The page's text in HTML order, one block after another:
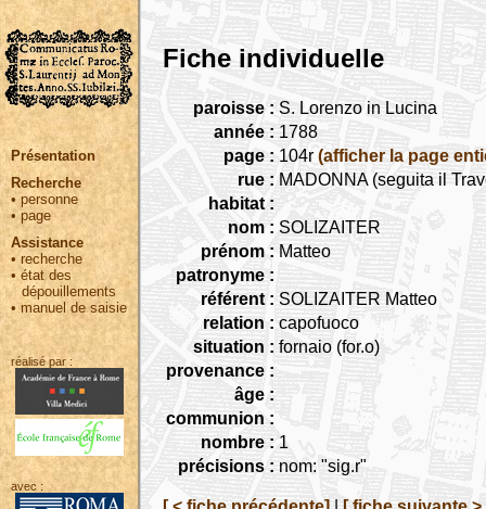
Présentation
Recherche
• personne
•page
Assistance
• recherche
•état des
dépouillements
•manuel de saisie
réalisé par :
avec :
Fiche individuelle
paroisse : S. Lorenzo in Lucina
année : 1788
page : 104r (afficher la page
rue : MADONNA (seguita il
habitat :
nom : SOLIZAITER
prénom : Matteo
patronyme :
référent : SOLIZAITER Matteo
relation : capofuoco
situation : fornaio (for.o)
provenance :
âge :
communion :
nombre : 1
précisions : nom: "sig.r"